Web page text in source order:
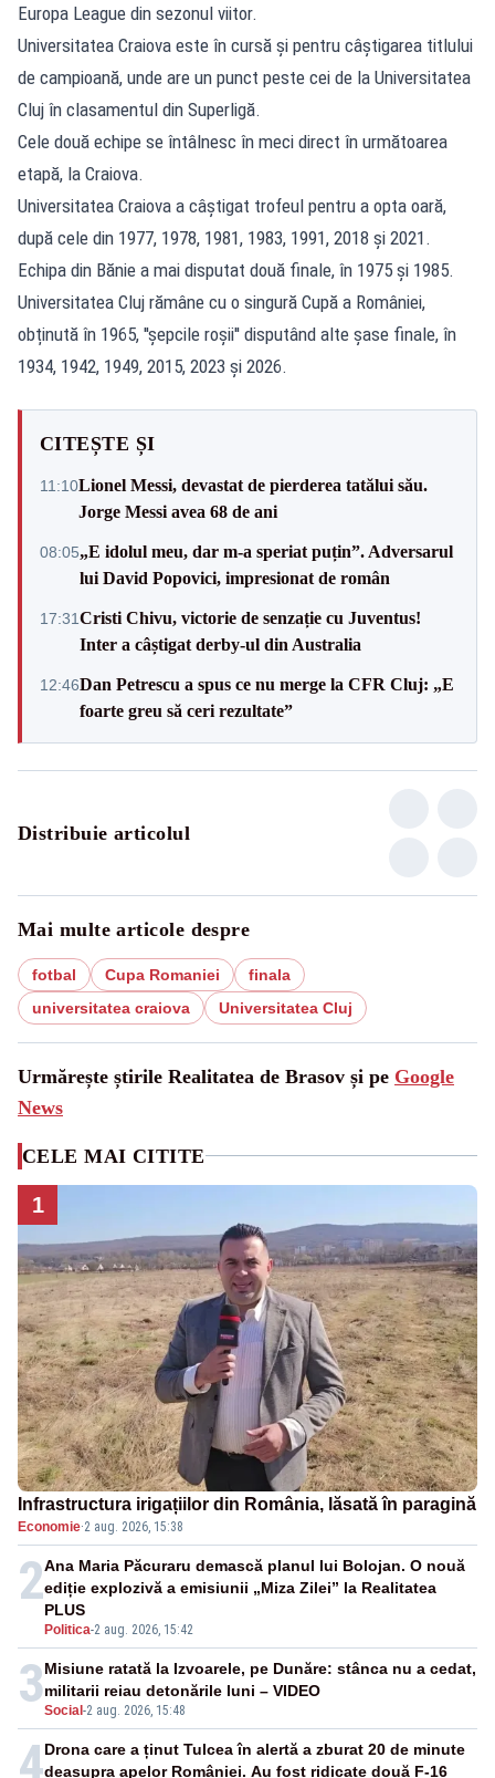
Europa League din sezonul viitor.
Universitatea Craiova este în cursă și pentru câștigarea titlului
de campioană, unde are un punct peste cei de la Universitatea
Cluj în clasamentul din Superligă.
Cele două echipe se întâlnesc în meci direct în următoarea
etapă, la Craiova.
Universitatea Craiova a câștigat trofeul pentru a opta oară,
după cele din 1977, 1978, 1981, 1983, 1991, 2018 și 2021.
Echipa din Bănie a mai disputat două finale, în 1975 și 1985.
Universitatea Cluj rămâne cu o singură Cupă a României,
obținută în 1965, ''șepcile roșii'' disputând alte șase finale, în
1934, 1942, 1949, 2015, 2023 și 2026.
CITEȘTE ȘI
11:10Lionel Messi, devastat de pierderea tatălui său.
Jorge Messi avea 68 de ani
08:05„E idolul meu, dar m-a speriat puțin”. Adversarul
lui David Popovici, impresionat de român
17:31Cristi Chivu, victorie de senzație cu Juventus!
Inter a câștigat derby-ul din Australia
12:46Dan Petrescu a spus ce nu merge la CFR Cluj: „E
foarte greu să ceri rezultate”
Distribuie articolul
Mai multe articole despre
fotbal Cupa Romaniei
finala
universitatea craiova
Universitatea Cluj
Urmărește știrile Realitatea de Brasov și pe Google
News
CELE MAI CITITE
1
Infrastructura irigațiilor din România, lăsată în paragină
Economie·2 aug. 2026, 15:38
2
Politica-2 aug. 2026, 15:42
Ana Maria Păcuraru demască planul lui Bolojan. O nouă
ediție explozivă a emisiunii „Miza Zilei” la Realitatea
PLUS
3Social -2 aug. 2026, 15:48
Misiune ratată la Izvoarele, pe Dunăre: stânca nu a cedat,
militarii reiau detonările luni – VIDEO
4Drona care a ținut Tulcea în alertă a zburat 20 de minute
deasupra apelor României. Au fost ridicate două F-16